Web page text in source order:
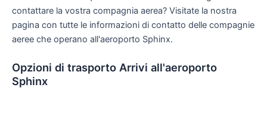
contattare la vostra compagnia aerea? Visitate la nostra
pagina con tutte le informazioni di contatto delle compagnie
aeree che operano all'aeroporto Sphinx.
Opzioni di trasporto Arrivi all'aeroporto
Sphinx